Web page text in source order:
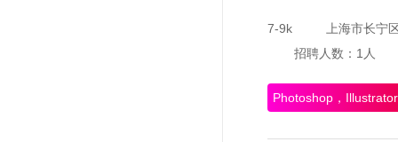
7-9k
上海市长宁
招聘人数：1人
Photoshop，